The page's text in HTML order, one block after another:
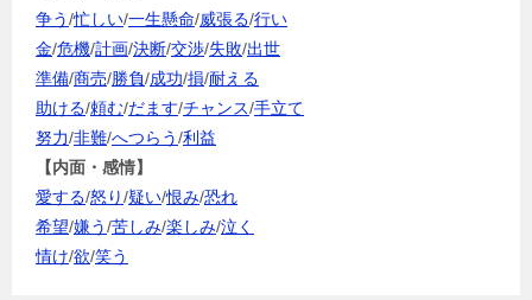
争う/忙しい/一生懸命/威張る/行い
金/危機/計画/決断/交渉/失敗/出世
準備/商売/勝負/成功/損/耐える
助ける/頼む/だます/チャンス/手立て
努力/非難/へつらう/利益
【内面・感情】
愛する/怒り/疑い/恨み/恐れ
希望/嫌う/苦しみ/楽しみ/泣く
情け/欲/笑う